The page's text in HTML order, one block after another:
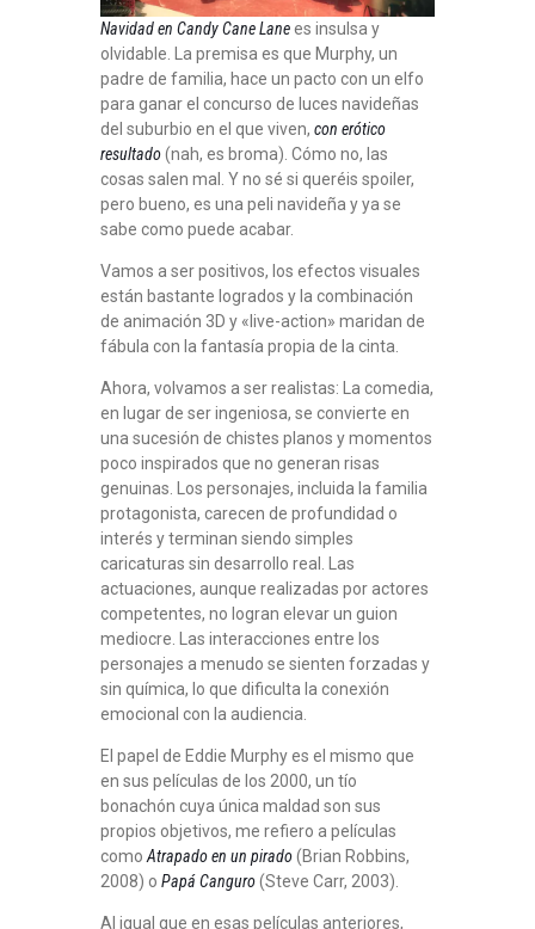
Navidad en Candy Cane Lanees insulsa y
olvidable. La premisa es que Murphy, un
padre de familia, hace un pacto con un elfo
para ganar el concurso de luces navideñas
del suburbio en el que viven, con erótico
resultado(nah, es broma). Cómo no, las
cosas salen mal. Y no sé si queréis spoiler,
pero bueno, es una peli navideña y ya se
sabe como puede acabar.
Vamos a ser positivos, los efectos visuales
están bastante logrados y la combinación
de animación 3D y «live-action» maridan de
fábula con la fantasía propia de la cinta.
Ahora, volvamos a ser realistas: La comedia,
en lugar de ser ingeniosa, se convierte en
una sucesión de chistes planos y momentos
poco inspirados que no generan risas
genuinas. Los personajes, incluida la familia
protagonista, carecen de profundidad o
interés y terminan siendo simples
caricaturas sin desarrollo real. Las
actuaciones, aunque realizadas por actores
competentes, no logran elevar un guion
mediocre. Las interacciones entre los
personajes a menudo se sienten forzadas y
sin química, lo que dificulta la conexión
emocional con la audiencia.
El papel de Eddie Murphy es el mismo que
en sus películas de los 2000, un tío
bonachón cuya única maldad son sus
propios objetivos, me refiero a películas
como Atrapado en un pirado(Brian Robbins,
2008) o Papá Canguro(Steve Carr, 2003).
Al igual que en esas películas anteriores,